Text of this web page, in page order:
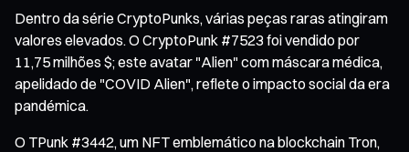
Dentro da série CryptoPunks, várias peças raras atingiram
valores elevados. O CryptoPunk #7523 foi vendido por
11,75 milhões $; este avatar "Alien" com máscara médica,
apelidado de "COVID Alien", reflete o impacto social da era
pandémica.
O TPunk #3442, um NFT emblemático na blockchain Tron,